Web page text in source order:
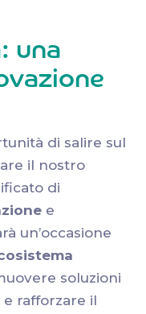
una
di salire sul
il nostro
di
e
un’occasione
soluzioni
rafforzare il